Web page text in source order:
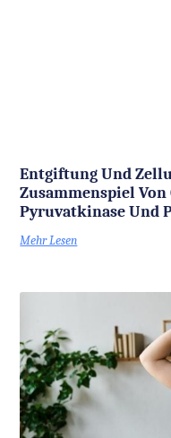
Entgiftung Und
Zusammenspiel
Pyruvatkinase Und
Mehr Lesen